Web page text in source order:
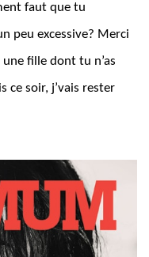
faut que tu
peu excessive? Merci
fille dont tu n’as
ce soir, j’vais rester